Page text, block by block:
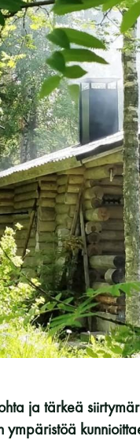
Suomen
Vaskiniementie 10,
Kahvio/kassa 050
(saunojen
Y-tunnus:
YHTEYSTIEDOT
ja tärkeä